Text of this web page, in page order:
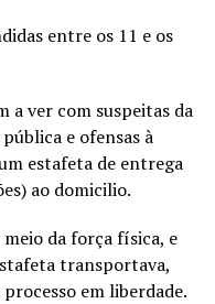
entre os 11 e os
a ver com suspeitas da
e ofensas à
estafeta de entrega
ao domicilio.
da força física, e
transportava,
em liberdade.